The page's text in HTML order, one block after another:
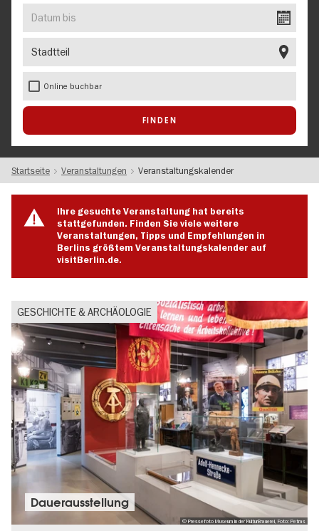
bis
Online buchbar
Startseite Veranstaltungen Veranstaltungskalender
Ihre gesuchte Veranstaltung hat bereits
stattgefunden. Finden Sie viele weitere
Veranstaltungen, Tipps und Empfehlungen in
Berlins größtem Veranstaltungskalender auf
visitBerlin.de.
GESCHICHTE & ARCHÄOLOGIE
© Pressefoto Museum in der KulturBrauerei, Foto: Petras
Dauer­aus­stel­lung